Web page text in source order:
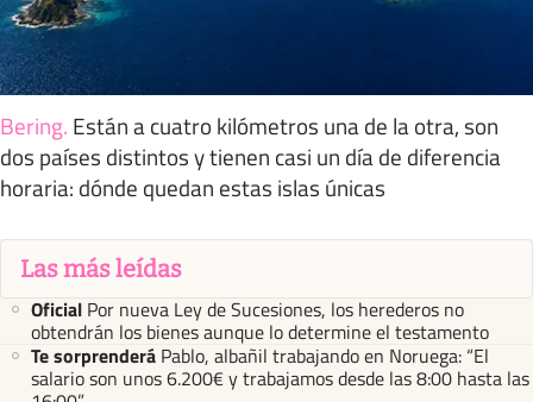
Bering. Están a cuatro kilómetros una de la otra, son
dos países distintos y tienen casi un día de diferencia
horaria: dónde quedan estas islas únicas
Las más leídas
Oficial Por nueva Ley de Sucesiones, los herederos no
obtendrán los bienes aunque lo determine el testamento
Te sorprenderá Pablo, albañil trabajando en Noruega: “El
salario son unos 6.200€ y trabajamos desde las 8:00 hasta las